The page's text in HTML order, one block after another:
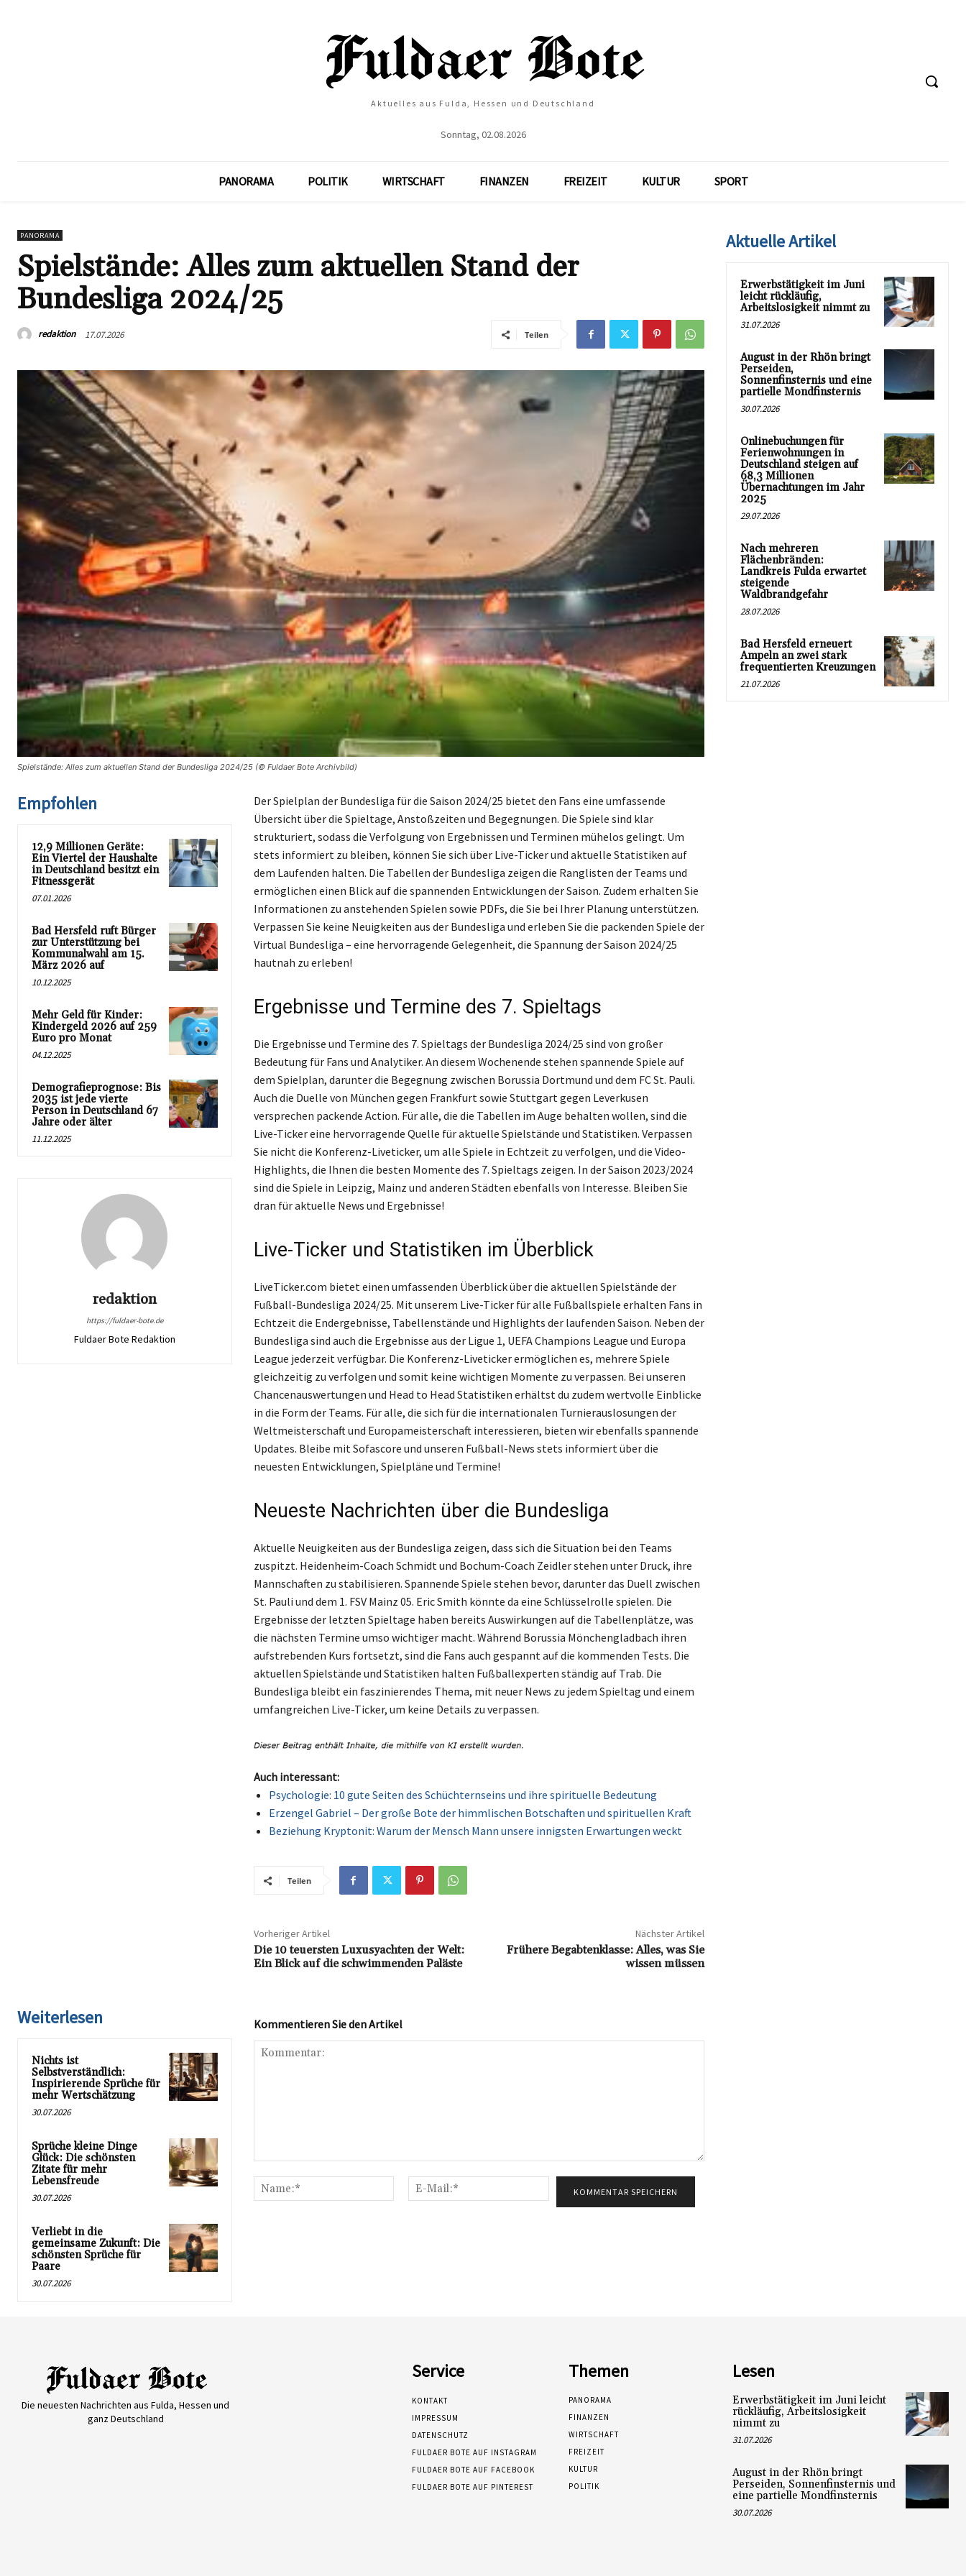
Aktuelles aus Fulda, Hessen und Deutschland
Sonntag, 02.08.2026
PANORAMA POLITIK WIRTSCHAFT FINANZEN FREIZEIT KULTUR SPORT
PANORAMA
Spielstände: Alles zum aktuellen Stand der
Bundesliga 2024/25
redaktion 17.07.2026 Teilen
Spielstände: Alles zum aktuellen Stand der Bundesliga 2024/25 (© Fuldaer Bote Archivbild)
Empfohlen
12,9 Millionen Geräte:
Ein Viertel der Haushalte
in Deutschland besitzt ein
Fitnessgerät
07.01.2026
Bad Hersfeld ruft Bürger
zur Unterstützung bei
Kommunalwahl am 15.
März 2026 auf
10.12.2025
Mehr Geld für Kinder:
Kindergeld 2026 auf 259
Euro pro Monat
04.12.2025
Demografieprognose: Bis
2035 ist jede vierte
Person in Deutschland 67
Jahre oder älter
11.12.2025
redaktion
https://fuldaer-bote.de
Fuldaer Bote Redaktion
Der Spielplan der Bundesliga für die Saison 2024/25 bietet den Fans eine umfassende
Übersicht über die Spieltage, Anstoßzeiten und Begegnungen. Die Spiele sind klar
strukturiert, sodass die Verfolgung von Ergebnissen und Terminen mühelos gelingt. Um
stets informiert zu bleiben, können Sie sich über Live-Ticker und aktuelle Statistiken auf
dem Laufenden halten. Die Tabellen der Bundesliga zeigen die Ranglisten der Teams und
ermöglichen einen Blick auf die spannenden Entwicklungen der Saison. Zudem erhalten Sie
Informationen zu anstehenden Spielen sowie PDFs, die Sie bei Ihrer Planung unterstützen.
Verpassen Sie keine Neuigkeiten aus der Bundesliga und erleben Sie die packenden Spiele der
Virtual Bundesliga – eine hervorragende Gelegenheit, die Spannung der Saison 2024/25
hautnah zu erleben!
Ergebnisse und Termine des 7. Spieltags
Die Ergebnisse und Termine des 7. Spieltags der Bundesliga 2024/25 sind von großer
Bedeutung für Fans und Analytiker. An diesem Wochenende stehen spannende Spiele auf
dem Spielplan, darunter die Begegnung zwischen Borussia Dortmund und dem FC St. Pauli.
Auch die Duelle von München gegen Frankfurt sowie Stuttgart gegen Leverkusen
versprechen packende Action. Für alle, die die Tabellen im Auge behalten wollen, sind die
Live-Ticker eine hervorragende Quelle für aktuelle Spielstände und Statistiken. Verpassen
Sie nicht die Konferenz-Liveticker, um alle Spiele in Echtzeit zu verfolgen, und die Video-
Highlights, die Ihnen die besten Momente des 7. Spieltags zeigen. In der Saison 2023/2024
sind die Spiele in Leipzig, Mainz und anderen Städten ebenfalls von Interesse. Bleiben Sie
dran für aktuelle News und Ergebnisse!
Live-Ticker und Statistiken im Überblick
LiveTicker.com bietet einen umfassenden Überblick über die aktuellen Spielstände der
Fußball-Bundesliga 2024/25. Mit unserem Live-Ticker für alle Fußballspiele erhalten Fans in
Echtzeit die Endergebnisse, Tabellenstände und Highlights der laufenden Saison. Neben der
Bundesliga sind auch die Ergebnisse aus der Ligue 1, UEFA Champions League und Europa
League jederzeit verfügbar. Die Konferenz-Liveticker ermöglichen es, mehrere Spiele
gleichzeitig zu verfolgen und somit keine wichtigen Momente zu verpassen. Bei unseren
Chancenauswertungen und Head to Head Statistiken erhältst du zudem wertvolle Einblicke
in die Form der Teams. Für alle, die sich für die internationalen Turnierauslosungen der
Weltmeisterschaft und Europameisterschaft interessieren, bieten wir ebenfalls spannende
Updates. Bleibe mit Sofascore und unseren Fußball-News stets informiert über die
neuesten Entwicklungen, Spielpläne und Termine!
Neueste Nachrichten über die Bundesliga
Aktuelle Neuigkeiten aus der Bundesliga zeigen, dass sich die Situation bei den Teams
zuspitzt. Heidenheim-Coach Schmidt und Bochum-Coach Zeidler stehen unter Druck, ihre
Mannschaften zu stabilisieren. Spannende Spiele stehen bevor, darunter das Duell zwischen
St. Pauli und dem 1. FSV Mainz 05. Eric Smith könnte da eine Schlüsselrolle spielen. Die
Ergebnisse der letzten Spieltage haben bereits Auswirkungen auf die Tabellenplätze, was
die nächsten Termine umso wichtiger macht. Während Borussia Mönchengladbach ihren
aufstrebenden Kurs fortsetzt, sind die Fans auch gespannt auf die kommenden Tests. Die
aktuellen Spielstände und Statistiken halten Fußballexperten ständig auf Trab. Die
Bundesliga bleibt ein faszinierendes Thema, mit neuer News zu jedem Spieltag und einem
umfangreichen Live-Ticker, um keine Details zu verpassen.
Auch interessant:
Psychologie: 10 gute Seiten des Schüchternseins und ihre spirituelle Bedeutung
Erzengel Gabriel – Der große Bote der himmlischen Botschaften und spirituellen Kraft
Beziehung Kryptonit: Warum der Mensch Mann unsere innigsten Erwartungen weckt
Teilen
Vorheriger Artikel
Die 10 teuersten Luxusyachten der Welt:
Ein Blick auf die schwimmenden Paläste
Nächster Artikel
Frühere Begabtenklasse: Alles, was Sie
wissen müssen
Weiterlesen
Nichts ist
Selbstverständlich:
Inspirierende Sprüche für
mehr Wertschätzung
30.07.2026
Sprüche kleine Dinge
Glück: Die schönsten
Zitate für mehr
Lebensfreude
30.07.2026
Verliebt in die
gemeinsame Zukunft: Die
schönsten Sprüche für
Paare
30.07.2026
Kommentieren Sie den Artikel
Name:*
Mail:*
Aktuelle Artikel
Erwerbstätigkeit im Juni
leicht rückläufig,
Arbeitslosigkeit nimmt zu
31.07.2026
August in der Rhön bringt
Perseiden,
Sonnenfinsternis und eine
partielle Mondfinsternis
30.07.2026
Onlinebuchungen für
Ferienwohnungen in
Deutschland steigen auf
68,3 Millionen
Übernachtungen im Jahr
2025
29.07.2026
Nach mehreren
Flächenbränden:
Landkreis Fulda erwartet
steigende
Waldbrandgefahr
28.07.2026
Bad Hersfeld erneuert
Ampeln an zwei stark
frequentierten Kreuzungen
21.07.2026
Die neuesten Nachrichten aus Fulda, Hessen und
ganz Deutschland
Service
KONTAKT
IMPRESSUM
DATENSCHUTZ
FULDAER BOTE AUF INSTAGRAM
FULDAER BOTE AUF FACEBOOK
FULDAER BOTE AUF PINTEREST
Themen
PANORAMA
FINANZEN
WIRTSCHAFT
FREIZEIT
KULTUR
POLITIK
Lesen
Erwerbstätigkeit im Juni leicht
rückläufig, Arbeitslosigkeit
nimmt zu
31.07.2026
August in der Rhön bringt
Perseiden, Sonnenfinsternis und
eine partielle Mondfinsternis
30.07.2026